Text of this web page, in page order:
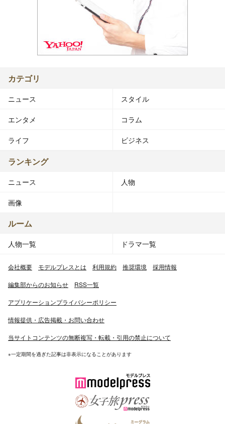
カテゴリ
ニュース スタイル
エンタメ コラム
ライフ ビジネス
ランキング
ニュース 人物
画像
ルーム
人物一覧 ドラマ一覧
会社概要 モデルプレスとは 利用規約 推奨環境 採用情報
編集部からのお知らせ RSS一覧
アプリケーションプライバシーポリシー
情報提供・広告掲載・お問い合わせ
当サイトコンテンツの無断複写・転載・引用の禁止について
※一定期間を過ぎた記事は非表示になることがあります